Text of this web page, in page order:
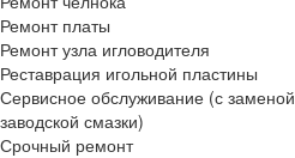
Ремонт платы
Ремонт узла игловодителя
Реставрация игольной пластины
Сервисное обслуживание (с заменой
заводской смазки)
Срочный ремонт